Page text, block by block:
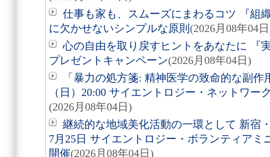
仕事も家も、スムーズにまわるコツ 『
に欠かせないシンプルな原則 (2026月08年04
心の自由を取り戻すヒントをあなたに 『
プレゼントキャンペーン(2026月08年04日)
「暴力の処方箋: 精神医学の致命的な副
（日）20:00 サイエントロジー・ネットワー
(2026月08年04日)
継続的な地域美化活動の一環として 新宿
7月25日 サイエントロジー・ボランティアミ
開催(2026月08年04日)